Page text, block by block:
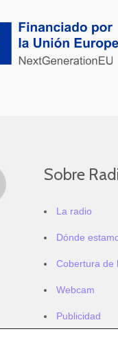
Sobre
La radio
Dónde
Cobertura de
Webcam
Publicidad